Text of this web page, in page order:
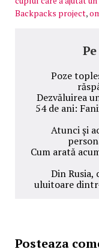
Backpacks project,
Poze
Dezvăluirea
54 de ani:
Atunci și
Cum arată
Din Rusia,
uluitoare
Posteaza